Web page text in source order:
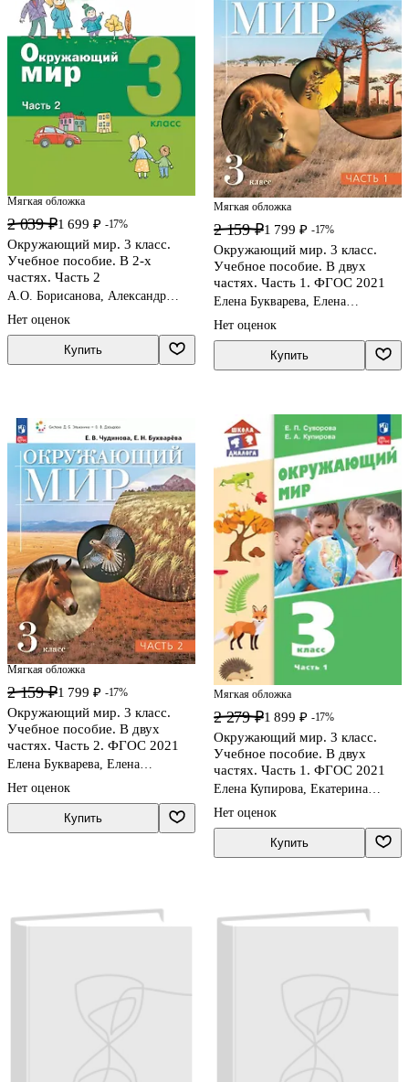
Мягкая обложка
2 039 ₽1 699 ₽ -17%
Окружающий мир. 3 класс.
Учебное пособие. В 2-х
частях. Часть 2
А.О. Борисанова, Александр
Нет оценок
Купить
Мягкая обложка
2 159 ₽1 799 ₽ -17%
Окружающий мир. 3 класс.
Учебное пособие. В двух
частях. Часть 1. ФГОС 2021
Елена Букварева, Елена
Нет оценок
Купить
Мягкая обложка
2 159 ₽1 799 ₽ -17%
Окружающий мир. 3 класс.
Учебное пособие. В двух
частях. Часть 2. ФГОС 2021
Елена Букварева, Елена
Нет оценок
Купить
Мягкая обложка
2 279 ₽1 899 ₽ -17%
Окружающий мир. 3 класс.
Учебное пособие. В двух
частях. Часть 1. ФГОС 2021
Елена Купирова, Екатерина
Нет оценок
Купить